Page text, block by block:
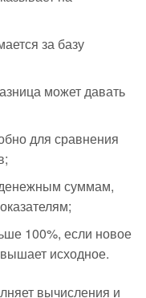
за базу
может давать
для сравнения
денежным суммам,
100%, если новое
исходное.
вычисления и